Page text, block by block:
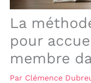
La
pour
membre
Par Clémence